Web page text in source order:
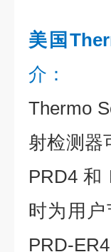
美国
介：
Thermo
射检测器
PRD4 和
时为用
PRD-